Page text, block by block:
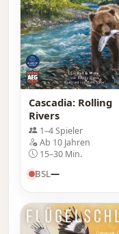
Cascadia: Rolling
Rivers
1–4 Spieler
Ab 10 Jahren
15–30 Min.
BSL—